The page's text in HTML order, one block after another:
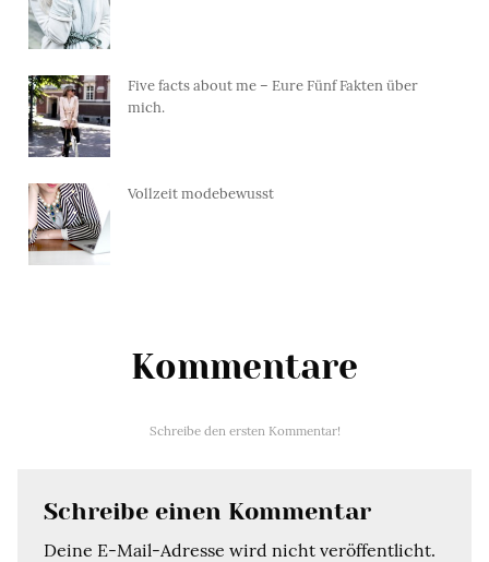
Five facts about me – Eure Fünf Fakten über
mich.
Vollzeit modebewusst
Kommentare
Schreibe den ersten Kommentar!
Schreibe einen Kommentar
Deine E-Mail-Adresse wird nicht veröffentlicht.